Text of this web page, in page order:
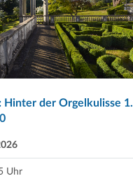
Hinter der Orgelkulisse 1.
Uhr